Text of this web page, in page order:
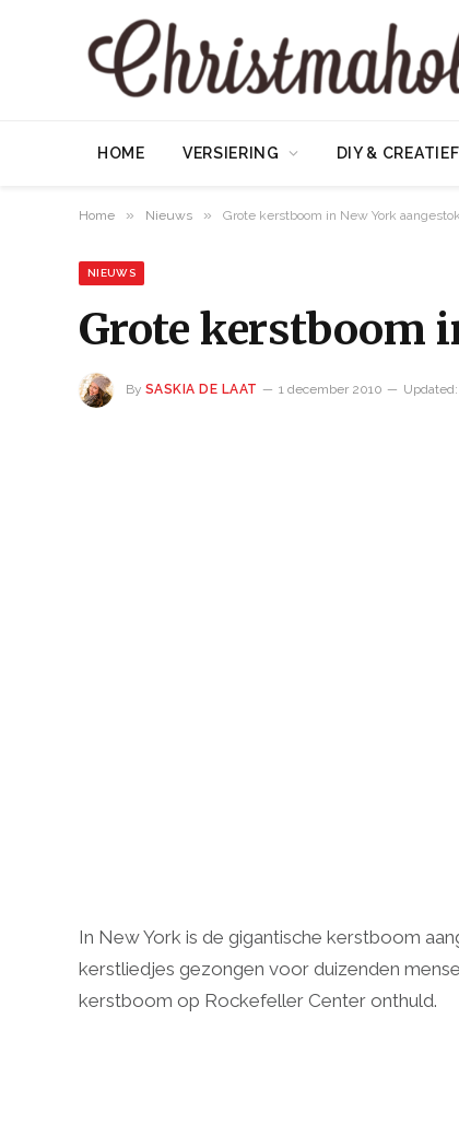
HOME VERSIERING DIY & CREATIEF
Home » Nieuws » Grote kerstboom in New York
NIEUWS
Grote kerstboom
By SASKIA DE LAAT 1 december 2010 Updated:
In New York is de gigantische kerstboom
kerstliedjes gezongen voor duizenden
kerstboom op Rockefeller Center onthuld.